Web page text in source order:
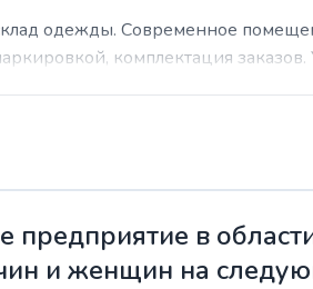
одежды. Современное
комплектация заказов.
предприятие в
и женщин на